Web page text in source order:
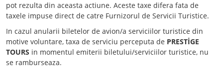
pot rezulta din aceasta actiune. Aceste taxe difera fata de
taxele impuse direct de catre Furnizorul de Servicii Turistice.
In cazul anularii biletelor de avion/a serviciilor turistice din
motive voluntare, taxa de serviciu perceputa de PRESTİGE
TOURS in momentul emiterii biletului/serviciilor turistice, nu
se ramburseaza.